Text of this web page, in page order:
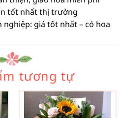
tốt nhất thị trường
nghiệp: giá tốt nhất – có hoa
tương tự